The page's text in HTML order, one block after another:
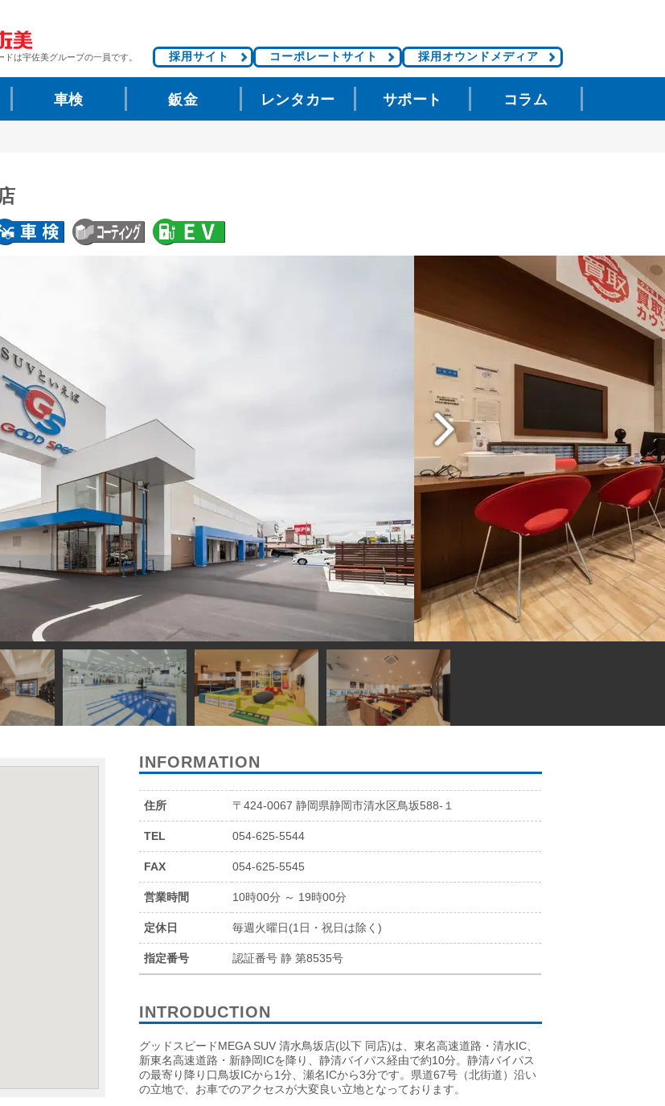
ドは宇佐美グループの一員です。 採用サイト コーポレートサイト 採用オウンドメディア
車検 鈑金 レンタカー サポート コラム
グッドスピードMEGA SUV 清水鳥坂店 SUV 特化の大型専門店2021 年９月
スの鳥坂IC を降りて１分、県道67号沿いの立地で、お車でのアクセスが大
入り口を入ると、受付と買取相談カウンター
INFORMATION
住所 〒424-0067静岡県静岡市清水区鳥坂588-１
TEL 054-625-5544
FAX 054-625-5545
営業時間 10時00分 ～ 19時00分
定休日 毎週火曜日(1日・祝日は除く)
指定番号 認証番号 静 第8535号
INTRODUCTION
グッドスピードMEGA SUV 清水鳥坂店(以下 同店)は、東名高速道路・清水IC、
新東名高速道路・新静岡ICを降り、静清バイパス経由で約10分。静清バイパス
の最寄り降り口鳥坂ICから1分、瀬名ICから3分です。県道67号（北街道）沿い
の立地で、お車でのアクセスが大変良い立地となっております。